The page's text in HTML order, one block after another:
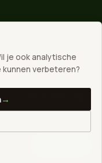
·Wijchen·
een mail
je ook analytische
verbeteren?